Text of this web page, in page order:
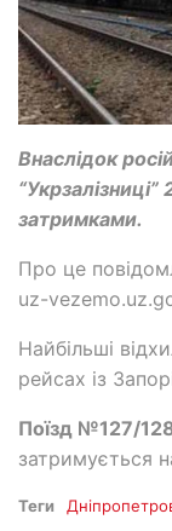
Внаслідок
затримками.
Про це
uz-
Найбільші
рейсах із
Поїзд №127/
затримується
Теги